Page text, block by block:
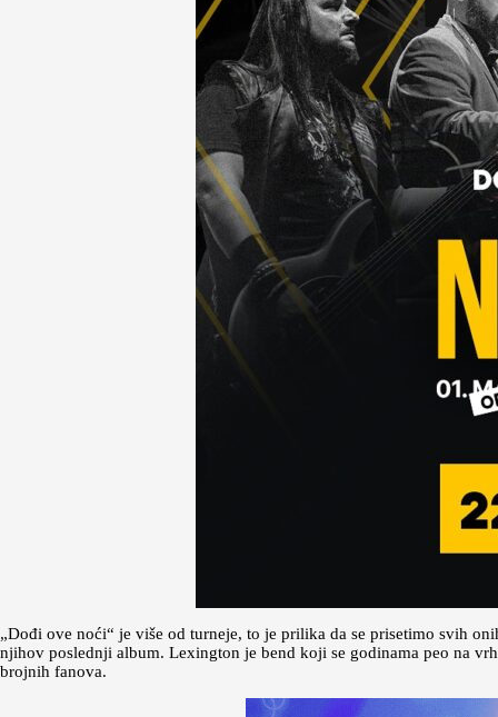
„Dođi ove noći“ je više od turneje, to je prilika da se prisetimo svih
njihov poslednji album. Lexington je bend koji se godinama peo na
brojnih fanova.